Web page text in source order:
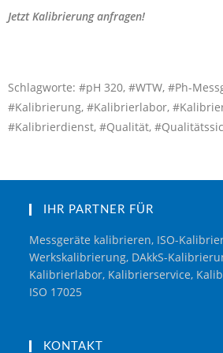
Jetzt Kalibrierung anfragen!
Schlagworte: #pH 320, #WTW, #Ph-
#Kalibrierung, #Kalibrierlabor,
#Kalibrierdienst, #Qualität,
IHR PARTNER FÜR
Messgeräte kalibrieren, ISO-
Werkskalibrierung, DAkkS-
Kalibrierlabor, Kalibrierservice,
ISO 17025
KONTAKT